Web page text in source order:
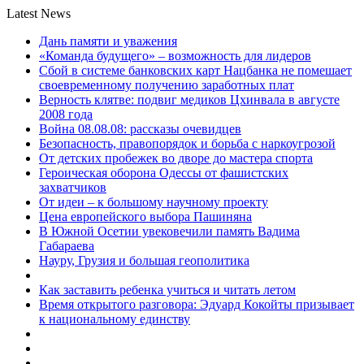
Latest News
Дань памяти и уважения
«Команда будущего» – возможность для лидеров
Сбой в системе банковских карт Нацбанка не помешает
своевременному получению заработных плат
Верность клятве: подвиг медиков Цхинвала в августе
2008 года
Война 08.08.08: рассказы очевидцев
Безопасность, правопорядок и борьба с наркоугрозой
От детских пробежек во дворе до мастера спорта
Героическая оборона Одессы от фашистских
захватчиков
От идеи – к большому научному проекту
Цена европейского выбора Пашиняна
В Южной Осетии увековечили память Вадима
Габараева
Науру, Грузия и большая геополитика
Как заставить ребенка учиться и читать летом
Время открытого разговора: Эдуард Кокойты призывает
к национальному единству